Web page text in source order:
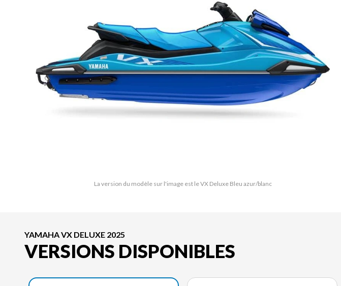
La version du modèle sur l'image est le VX Deluxe Bleu azur/blanc
YAMAHA VX DELUXE 2025
VERSIONS DISPONIBLES